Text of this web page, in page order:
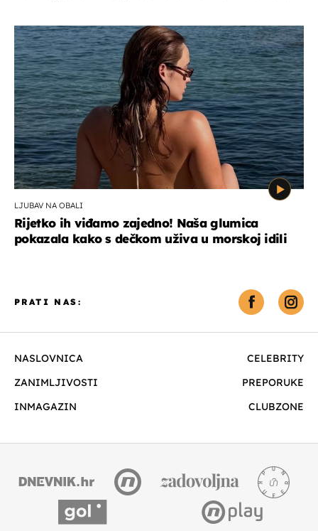
LJUBAV NA OBALI
Rijetko ih viđamo zajedno! Naša glumica
pokazala kako s dečkom uživa u morskoj idili
NASLOVNICA
CELEBRITY
ZANIMLJIVOSTI
PREPORUKE
INMAGAZIN
CLUBZONE
PRATI NAS: